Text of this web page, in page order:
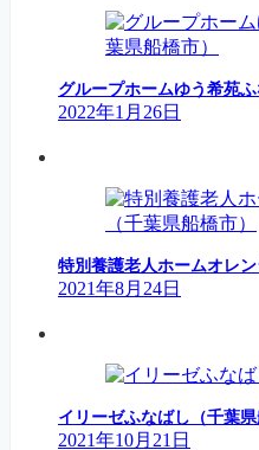
グループホームゆう希苑
2022年1月26日
特別養護老人ホームオレ
2021年8月24日
イリーゼふなばし（千葉県
2021年10月21日